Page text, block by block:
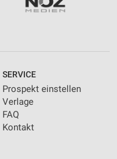
SERVICE
Prospekt einstellen
Verlage
FAQ
Kontakt